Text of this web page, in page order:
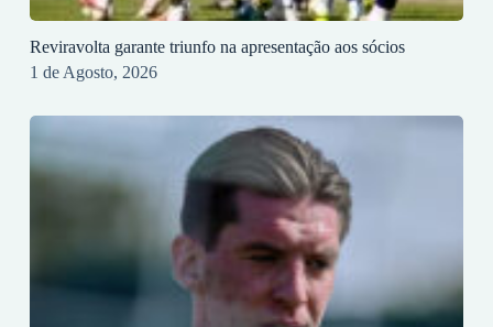
Reviravolta garante triunfo na apresentação aos sócios
1 de Agosto, 2026